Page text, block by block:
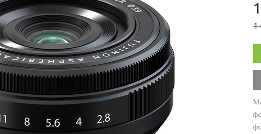
РАСПРОДАЖА
1